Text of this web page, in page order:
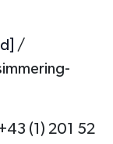
/
(1) 201 52